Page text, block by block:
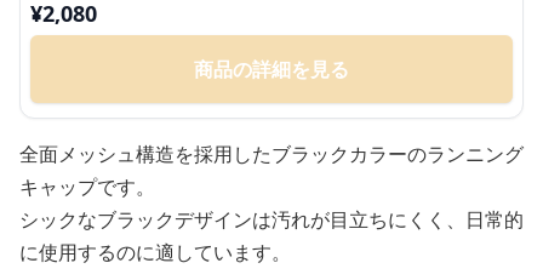
¥2,080
商品の詳細を見る
全面メッシュ構造を採用したブラックカラーのランニング
キャップです。
シックなブラックデザインは汚れが目立ちにくく、日常的
に使用するのに適しています。